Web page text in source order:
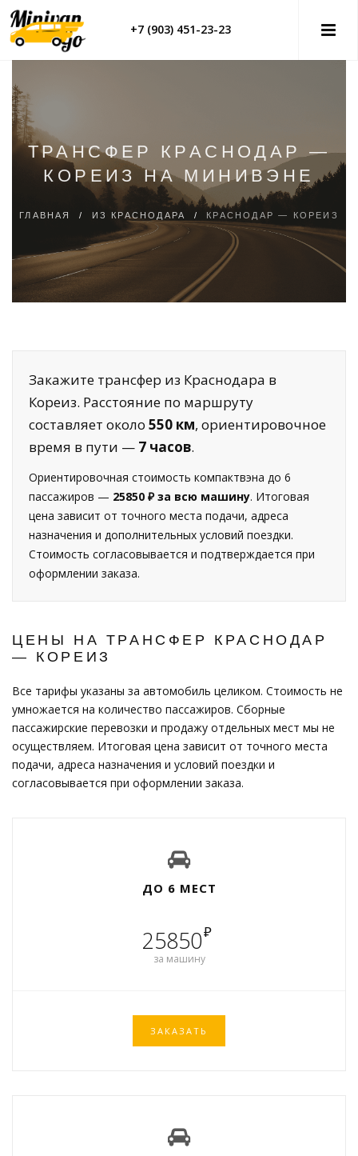
+7 (903) 451-23-23
ТРАНСФЕР КРАСНОДАР —
КОРЕИЗ НА МИНИВЭНЕ
ГЛАВНАЯ / ИЗ КРАСНОДАРА / КРАСНОДАР — КОРЕИЗ
Закажите трансфер из Краснодара в
Кореиз. Расстояние по маршруту
составляет около 550 км, ориентировочное
время в пути — 7 часов.
Ориентировочная стоимость компактвэна до 6
пассажиров — 25850 ₽ за всю машину. Итоговая
цена зависит от точного места подачи, адреса
назначения и дополнительных условий поездки.
Стоимость согласовывается и подтверждается при
оформлении заказа.
ЦЕНЫ НА ТРАНСФЕР КРАСНОДАР
— КОРЕИЗ
Все тарифы указаны за автомобиль целиком. Стоимость не
умножается на количество пассажиров. Сборные
пассажирские перевозки и продажу отдельных мест мы не
осуществляем. Итоговая цена зависит от точного места
подачи, адреса назначения и условий поездки и
согласовывается при оформлении заказа.
ДО 6 МЕСТ
25850₽
за машину
ЗАКАЗАТЬ